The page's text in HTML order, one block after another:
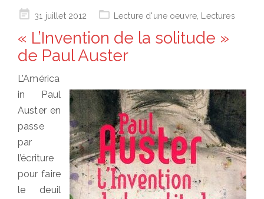
Posted31 juillet 2012 Lecture d'une oeuvre Lectures
« L’Invention de la solitude »
de Paul Auster
L’América
in Paul
Auster en
passe
par
l’écriture
pour faire
le deuil